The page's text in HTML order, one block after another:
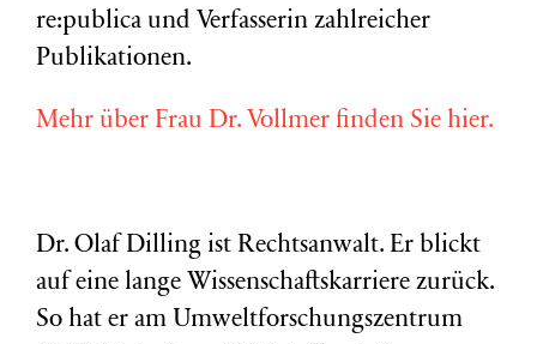
re:publica und Verfasserin zahlreicher
Publikationen.
Mehr über Frau Dr. Vollmer finden Sie hier.
Dr. Olaf Dilling ist Rechtsanwalt. Er blickt
auf eine lange Wissenschaftskarriere zurück.
So hat er am Umweltforschungszentrum